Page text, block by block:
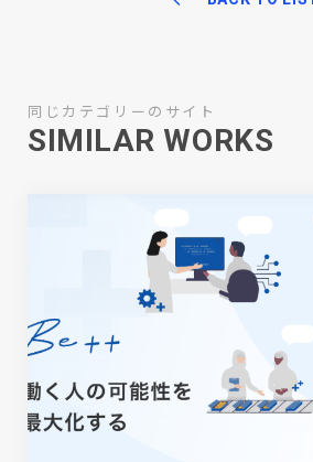
同じカテゴリーのサイト
SIMILAR WORKS